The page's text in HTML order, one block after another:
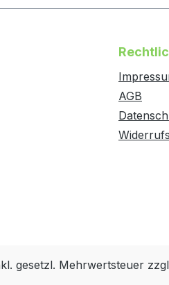
AGB
gesetzl. Mehrwertsteuer